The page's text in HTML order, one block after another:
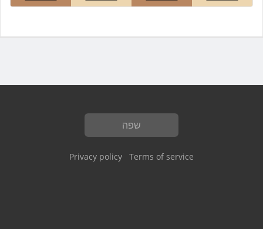
שפה
Privacy policy Terms of service